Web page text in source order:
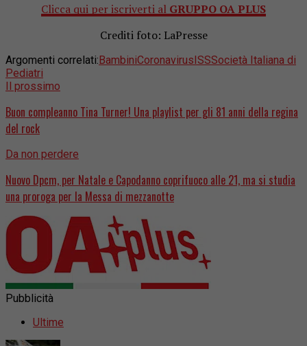
Clicca qui per iscriverti al GRUPPO OA PLUS
Crediti foto: LaPresse
Argomenti correlati:BambiniCoronavirusISSSocietà Italiana di
Pediatri
Il prossimo
Buon compleanno Tina Turner! Una playlist per gli 81 anni della regina
del rock
Da non perdere
Nuovo Dpcm, per Natale e Capodanno coprifuoco alle 21, ma si studia
una proroga per la Messa di mezzanotte
Pubblicità
Ultime